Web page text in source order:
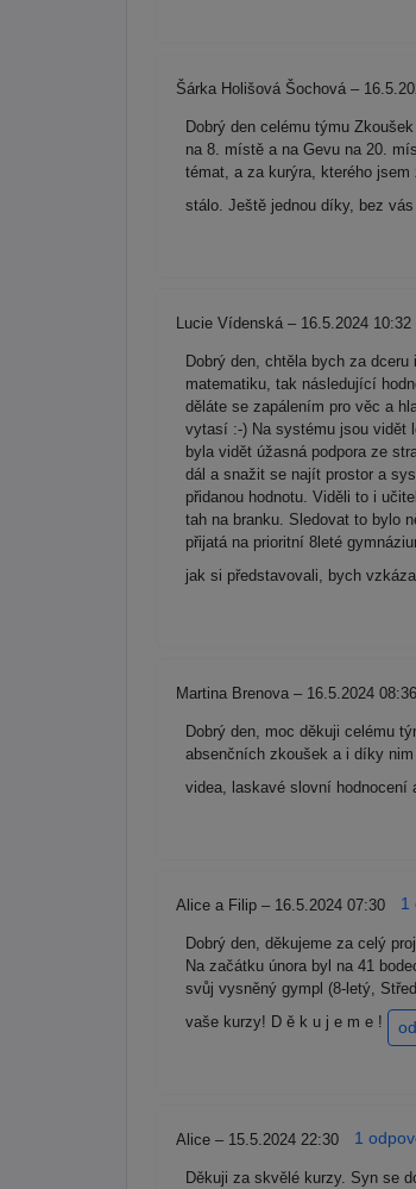
Šárka Holišová Šochová –
Dobrý den celému týmu
na 8. místě a na Gevu na 20.
témat, a za kurýra, kterého
stálo. Ještě jednou díky, bez
Lucie Vídenská – 16.5.2024 10:32
Dobrý den, chtěla bych za
matematiku, tak následující
děláte se zapálením pro věc a
vytasí :-) Na systému jsou vidět
byla vidět úžasná podpora ze
dál a snažit se najít prostor a
přidanou hodnotu. Viděli to i
tah na branku. Sledovat to bylo
přijatá na prioritní 8leté
jak si představovali, bych
Martina Brenova – 16.5.2024 08:36
Dobrý den, moc děkuji celému
absenčních zkoušek a i díky
videa, laskavé slovní hodnocení
Alice a Filip – 16.5.2024 07:30 1
Dobrý den, děkujeme za celý
Na začátku února byl na 41
svůj vysněný gympl (8-letý,
vaše kurzy! D ě k u j e m e !
Alice – 15.5.2024 22:30 1
Děkuji za skvělé kurzy. Syn se